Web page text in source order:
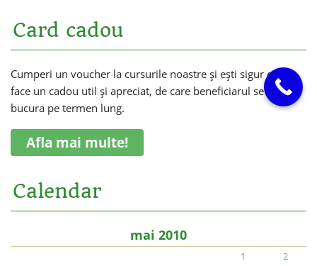
Card cadou
Cumperi un voucher la cursurile noastre și ești sigur că vei
face un cadou util și apreciat, de care beneficiarul se va
bucura pe termen lung.
Afla mai multe!
Calendar
mai 2010
1
2